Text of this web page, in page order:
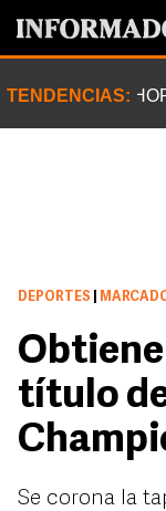
TENDENCIAS:
DEPORTES
título
Se corona la